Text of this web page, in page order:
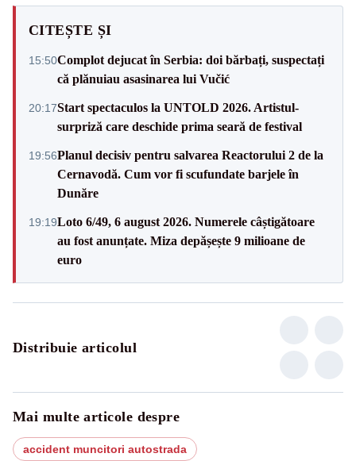
CITEȘTE ȘI
15:50Complot dejucat în Serbia: doi bărbați, suspectați
că plănuiau asasinarea lui Vučić
20:17Start spectaculos la UNTOLD 2026. Artistul-
surpriză care deschide prima seară de festival
19:56Planul decisiv pentru salvarea Reactorului 2 de la
Cernavodă. Cum vor fi scufundate barjele în
Dunăre
19:19Loto 6/49, 6 august 2026. Numerele câștigătoare
au fost anunțate. Miza depășește 9 milioane de
euro
Distribuie articolul
Mai multe articole despre
accident muncitori autostrada